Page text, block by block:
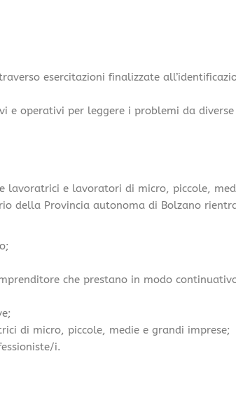
esercitazioni finalizzate
e operativi per leggere i problemi da
lavoratrici e lavoratori di micro, piccole,
della Provincia autonoma di Bolzano
che prestano in modo
di micro, piccole, medie e grandi imprese;
i.